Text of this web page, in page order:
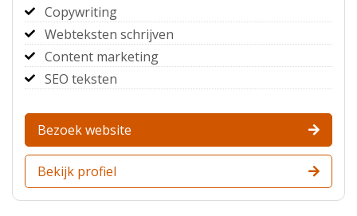
Copywriting
Webteksten schrijven
Content marketing
SEO teksten
Bezoek website
Bekijk profiel